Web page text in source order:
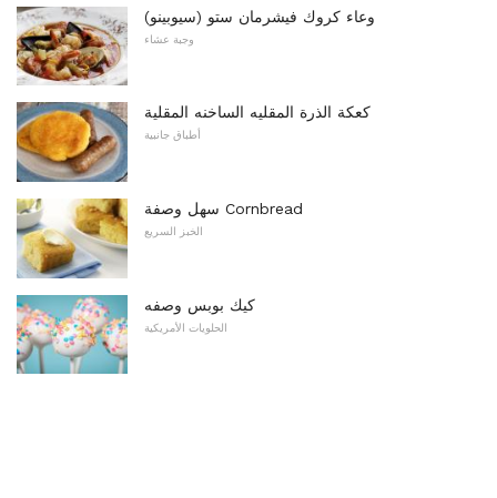
وعاء كروك فيشرمان ستو (سيوبينو)
وجبة عشاء
كعكة الذرة المقليه الساخنه المقلية
أطباق جانبية
سهل وصفة Cornbread
الخبز السريع
كيك بوبس وصفه
الحلويات الأمريكية